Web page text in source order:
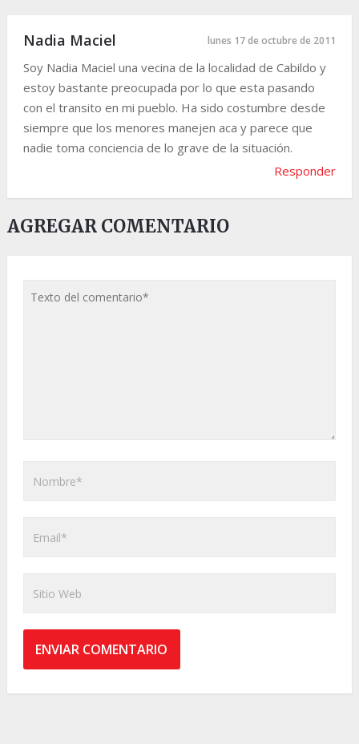
Nadia Maciel lunes 17 de octubre de 2011
Soy Nadia Maciel una vecina de la localidad de Cabildo y
estoy bastante preocupada por lo que esta pasando
con el transito en mi pueblo. Ha sido costumbre desde
siempre que los menores manejen aca y parece que
nadie toma conciencia de lo grave de la situación.
Responder
AGREGAR COMENTARIO